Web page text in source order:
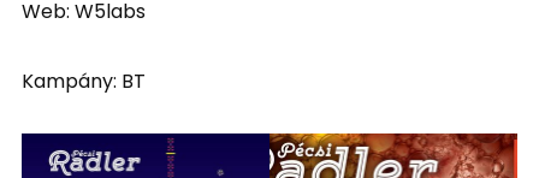
Web: W5labs
Kampány: BT